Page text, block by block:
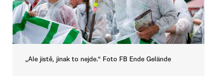
„Ale jistě, jinak to nejde.“ Foto FB Ende Gelände